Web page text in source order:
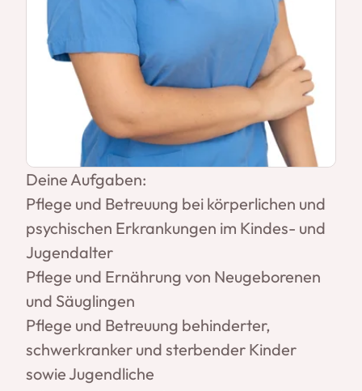
Deine Aufgaben:
Pflege und Betreuung bei körperlichen und
psychischen Erkrankungen im Kindes- und
Jugendalter
Pflege und Ernährung von Neugeborenen
und Säuglingen
Pflege und Betreuung behinderter,
schwerkranker und sterbender Kinder
sowie Jugendliche